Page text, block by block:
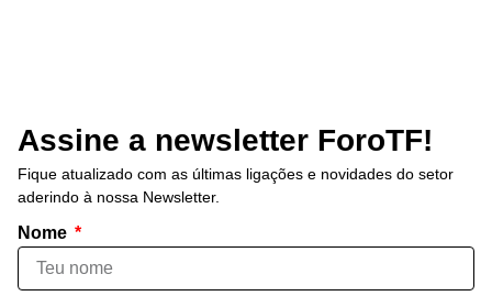
Assine a newsletter ForoTF!
Fique atualizado com as últimas ligações e novidades do setor
aderindo à nossa Newsletter.
Nome